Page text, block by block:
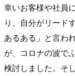
幸いお客様や社員
り、自分がリード
あるある」と言わ
が、コロナの波で
検討しました。そ